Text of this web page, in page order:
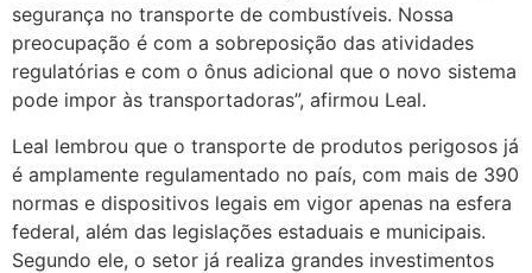
segurança no transporte de combustíveis. Nossa
preocupação é com a sobreposição das atividades
regulatórias e com o ônus adicional que o novo sistema
pode impor às transportadoras”, afirmou Leal.
Leal lembrou que o transporte de produtos perigosos já
é amplamente regulamentado no país, com mais de 390
normas e dispositivos legais em vigor apenas na esfera
federal, além das legislações estaduais e municipais.
Segundo ele, o setor já realiza grandes investimentos